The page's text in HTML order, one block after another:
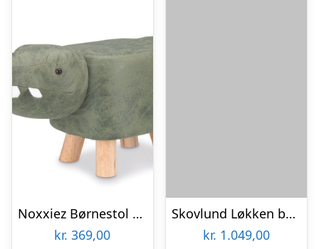
Noxxiez Børnestol – Krokodille
kr. 369,00
Skovlund Løkken børnesæt – Stol & bakkebord | Møbelsalg.dk
kr. 1.049,00